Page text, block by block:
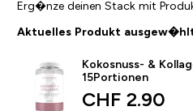
Erg�nze deinen Stack mit
Aktuelles Produkt
Kokosnuss- &
15Portionen
discounted
CHF 2.90‎